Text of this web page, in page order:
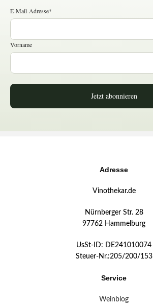
E-Mail-Adresse*
Vorname
Jetzt abonnieren
Adresse
Vinothekar.de
Nürnberger Str. 28
97762 Hammelburg
UsSt-ID: DE241010074
Steuer-Nr.:205/200/153
Service
Weinblog